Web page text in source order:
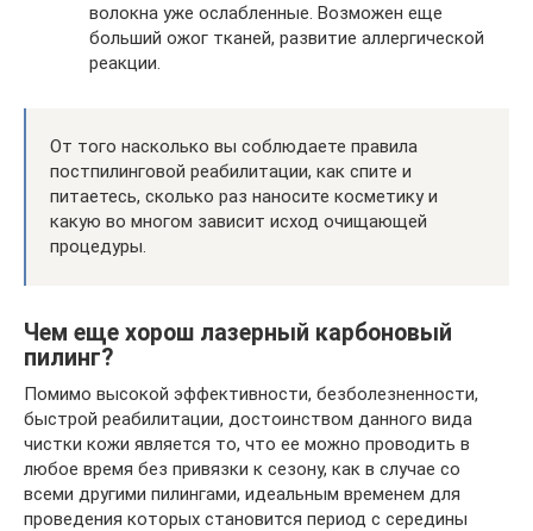
волокна уже ослабленные. Возможен еще
больший ожог тканей, развитие аллергической
реакции.
От того насколько вы соблюдаете правила
постпилинговой реабилитации, как спите и
питаетесь, сколько раз наносите косметику и
какую во многом зависит исход очищающей
процедуры.
Чем еще хорош лазерный карбоновый
пилинг?
Помимо высокой эффективности, безболезненности,
быстрой реабилитации, достоинством данного вида
чистки кожи является то, что ее можно проводить в
любое время без привязки к сезону, как в случае со
всеми другими пилингами, идеальным временем для
проведения которых становится период с середины